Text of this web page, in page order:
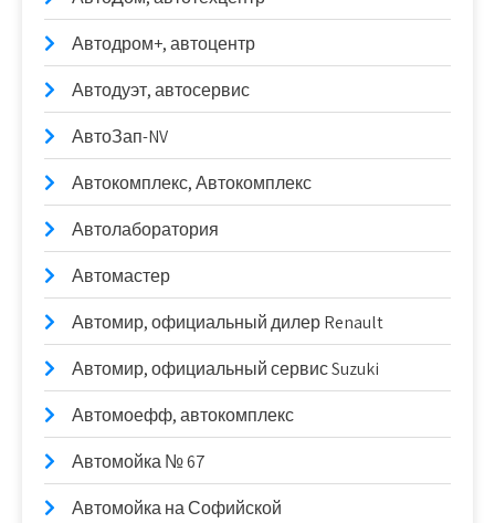
Автодром+, автоцентр
Автодуэт, автосервис
АвтоЗап-NV
Автокомплекс, Автокомплекс
Автолаборатория
Автомастер
Автомир, официальный дилер Renault
Автомир, официальный сервис Suzuki
Автомоефф, автокомплекс
Автомойка № 67
Автомойка на Софийской